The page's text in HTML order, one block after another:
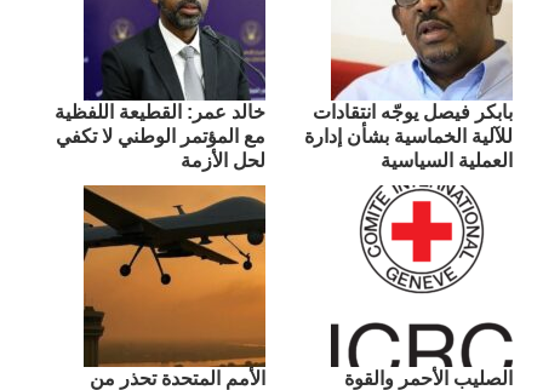
بابكر فيصل يوجّه انتقادات
للآلية الخماسية بشأن إدارة
العملية السياسية
​خالد عمر: القطيعة اللفظية
مع المؤتمر الوطني لا تكفي
لحل الأزمة
الصليب الأحمر والقوة
الأمم المتحدة تحذر من